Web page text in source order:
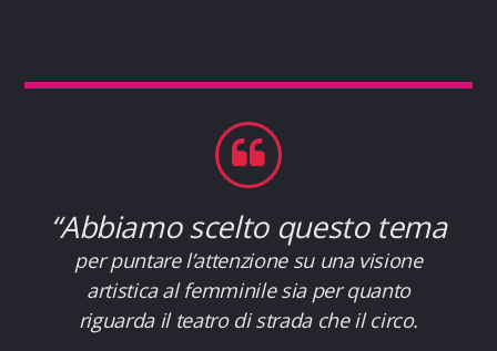
“Abbiamo scelto questo tema
per puntare l’attenzione su una visione
artistica al femminile sia per quanto
riguarda il teatro di strada che il circo.